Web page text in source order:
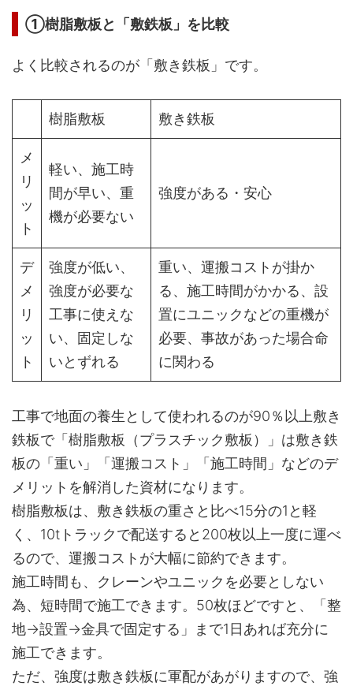
①樹脂敷板と「敷鉄板」を比較
よく比較されるのが「敷き鉄板」です。
樹脂敷板 敷き鉄板
メ
リ
ッ
ト
軽い、施工時
間が早い、重
機が必要ない
強度がある・安心
デ
メ
リ
ッ
ト
強度が低い、
強度が必要な
工事に使えな
い、固定しな
いとずれる
重い、運搬コストが掛か
る、施工時間がかかる、設
置にユニックなどの重機が
必要、事故があった場合命
に関わる
工事で地面の養生として使われるのが90％以上敷き
鉄板で「樹脂敷板（プラスチック敷板）」は敷き鉄
板の「重い」「運搬コスト」「施工時間」などのデ
メリットを解消した資材になります。
樹脂敷板は、敷き鉄板の重さと比べ15分の1と軽
く、10tトラックで配送すると200枚以上一度に運べ
るので、運搬コストが大幅に節約できます。
施工時間も、クレーンやユニックを必要としない
為、短時間で施工できます。50枚ほどですと、「整
地→設置→金具で固定する」まで1日あれば充分に
施工できます。
ただ、強度は敷き鉄板に軍配があがりますので、強